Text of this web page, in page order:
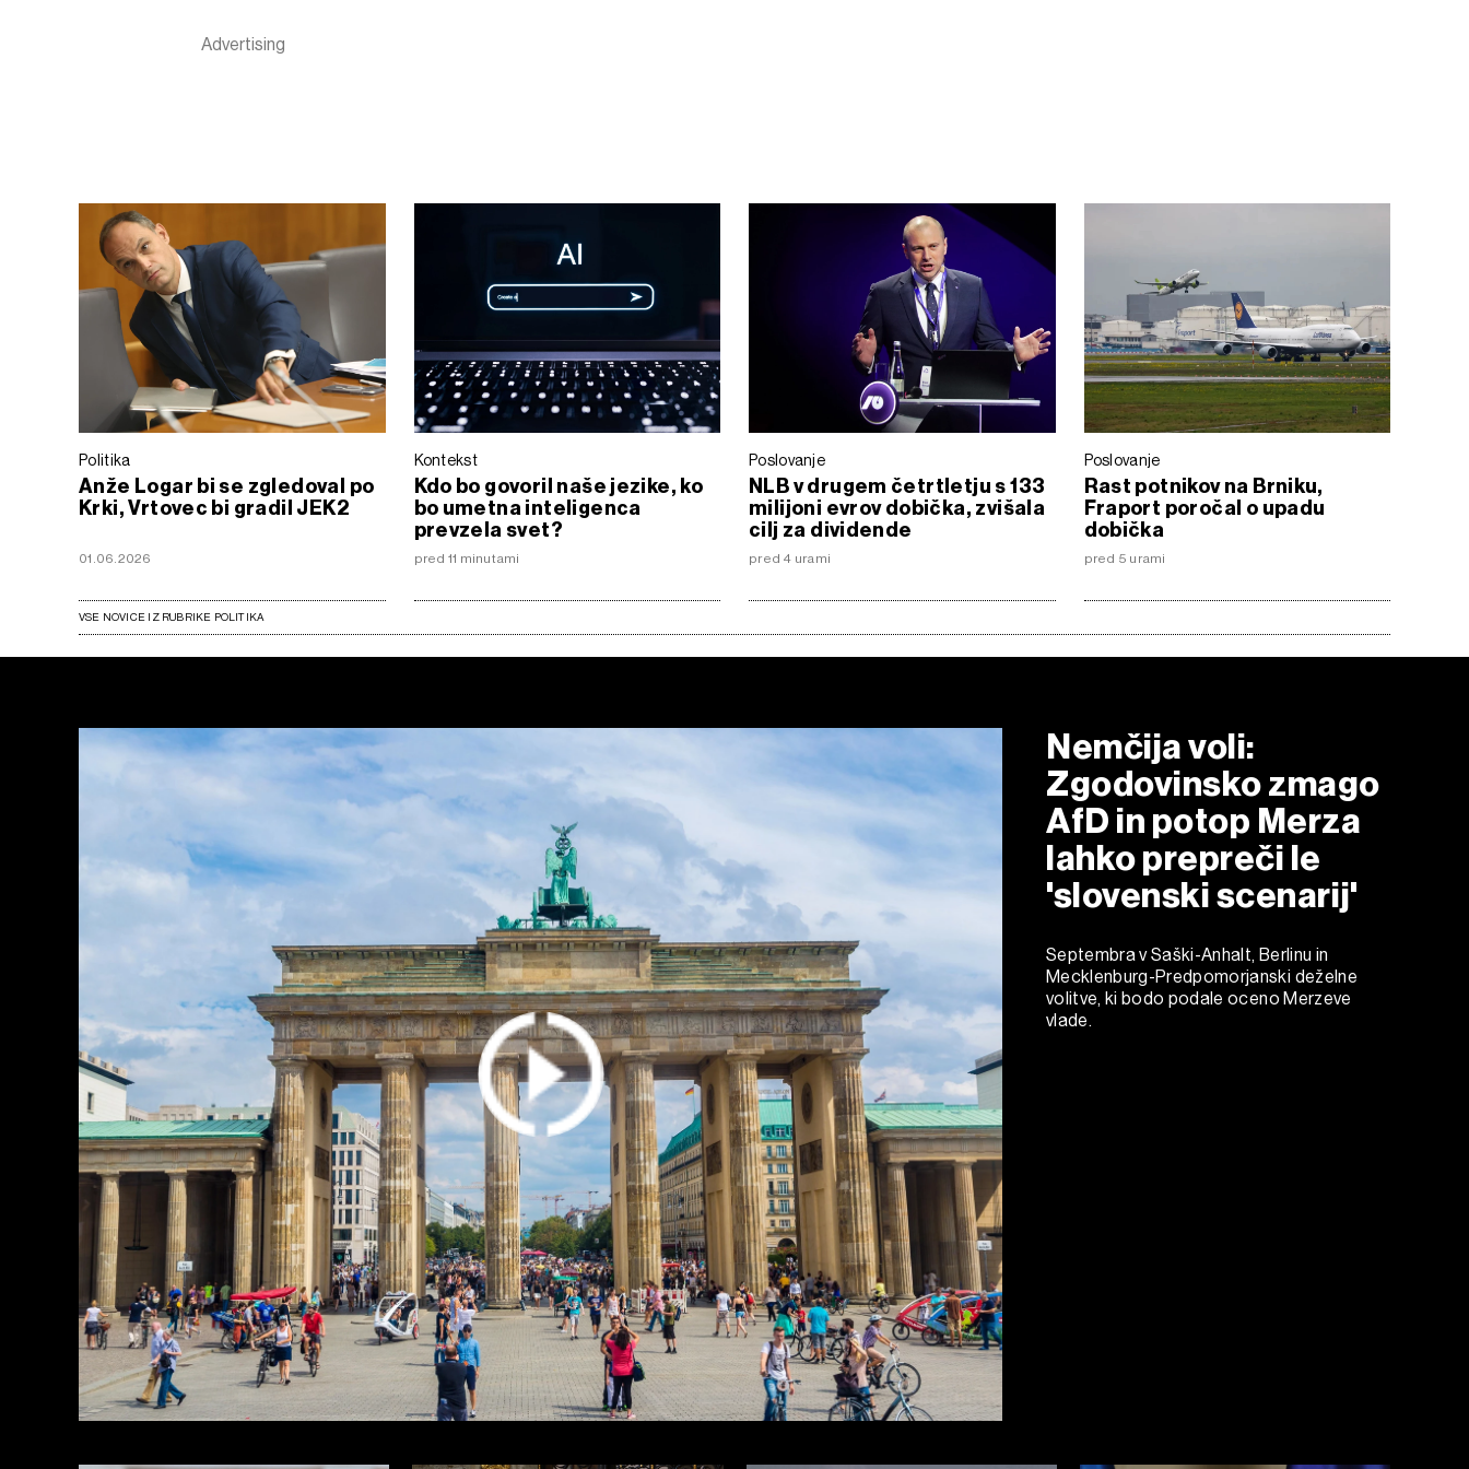
Politika
Anže Logar bi se zgledoval po
Krki, Vrtovec bi gradil JEK2
01.06.2026
Kontekst
Kdo bo govoril naše jezike, ko
bo umetna inteligenca
prevzela svet?
pred 11 minutami
Poslovanje
NLB v drugem četrtletju s 133
milijoni evrov dobička, zvišala
cilj za dividende
pred 4 urami
Poslovanje
Rast potnikov na Brniku,
Fraport poročal o upadu
dobička
pred 5 urami
VSE NOVICE IZ RUBRIKE POLITIKA
Nemčija voli:
Zgodovinsko zmago
AfD in potop Merza
lahko prepreči le
'slovenski scenarij'
Septembra v Saški-Anhalt, Berlinu in
Mecklenburg-Predpomorjanski deželne
volitve, ki bodo podale oceno Merzeve
vlade.